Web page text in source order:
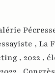
, La
, 2022 ,